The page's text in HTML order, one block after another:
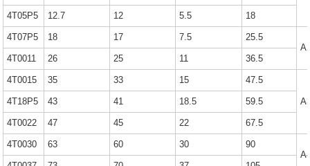
4T05P5 12.7 12 5.5 18
4T07P5 18 17 7.5
25.5
4T0011
26 25 11 36.5
4T0015 35 33 15 47.5
4T18P5 43 41 18.5 59.5
4T0022 47 45 22 67.5
4T0030 63 60 30
90